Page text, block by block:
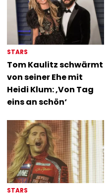
STARS
Tom Kaulitz schwärmt
von seiner Ehe mit
Heidi Klum: ‚Von Tag
eins an schön‘
STARS